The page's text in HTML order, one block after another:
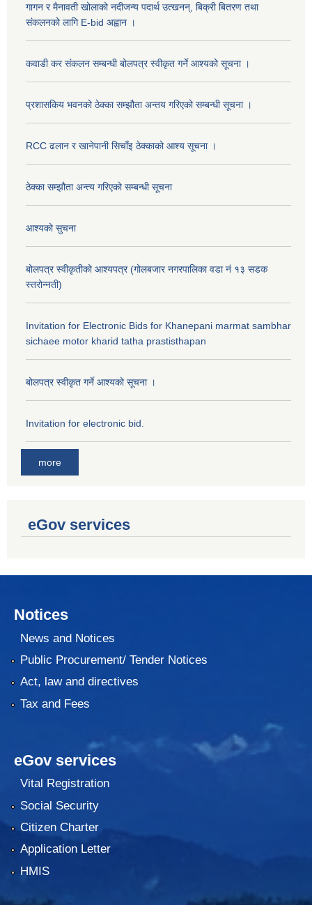
गागन र मैनावती खोलाको नदीजन्य पदार्थ उत्खनन्, बिक्री बितरण तथा
संकलनको लागि E-bid अह्वान ।
कवाडी कर संकलन सम्बन्धी बोलपत्र स्वीकृत गर्ने आश्यको सूचना ।
प्रशासकिय भवनको ठेक्का सम्झौता अन्तय गरिएको सम्बन्धी सूचना ।
RCC ढलान र खानेपानी सिचाँइ ठेक्काको आश्य सूचना ।
ठेक्का सम्झौता अन्त्य गरिएको सम्बन्धी सूचना
आश्यको सुचना
बोलपत्र स्वीकृतीको आश्यपत्र (गोलबजार नगरपालिका वडा नं १३ सडक
स्तरोन्नती)
Invitation for Electronic Bids for Khanepani marmat sambhar
sichaee motor kharid tatha prastisthapan
बोलपत्र स्वीकृत गर्ने आश्यको सूचना ।
Invitation for electronic bid.
more
eGov services
Notices
News and Notices
Public Procurement/ Tender Notices
Act, law and directives
Tax and Fees
eGov services
Vital Registration
Social Security
Citizen Charter
Application Letter
HMIS